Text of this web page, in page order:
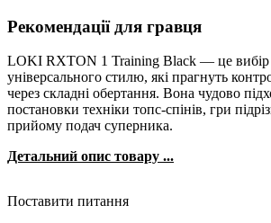
Рекомендації для гравця
LOKI RXTON 1 Training Black — це вибір
універсального стилю, які прагнуть
через складні обертання. Вона чудово
постановки техніки топс-спінів, гри
прийому подач суперника.
Детальний опис товару ...
Поставити питання